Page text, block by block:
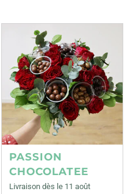
PASSION
CHOCOLATEE
Livraison dès le 11 août